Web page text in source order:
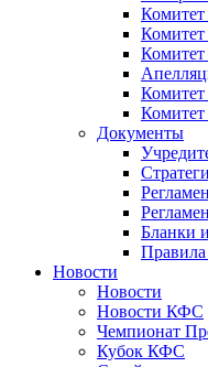
Комитет
Комитет
Документы
Бланки
Правила
Новости
Новости
Новости КФС
Чемпионат
Кубок КФС